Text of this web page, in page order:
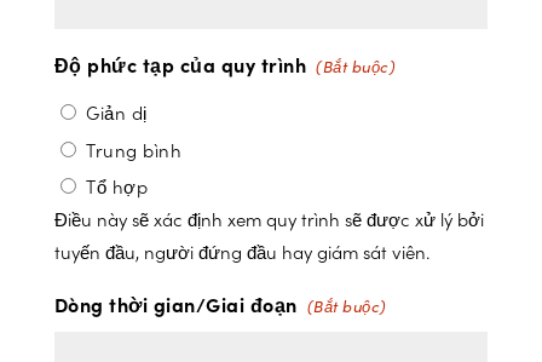
Độ phức tạp của quy trình (Bắt buộc)
Giản dị
Trung bình
Tổ hợp
Điều này sẽ xác định xem quy trình sẽ được xử lý bởi
tuyến đầu, người đứng đầu hay giám sát viên.
Dòng thời gian/Giai đoạn (Bắt buộc)